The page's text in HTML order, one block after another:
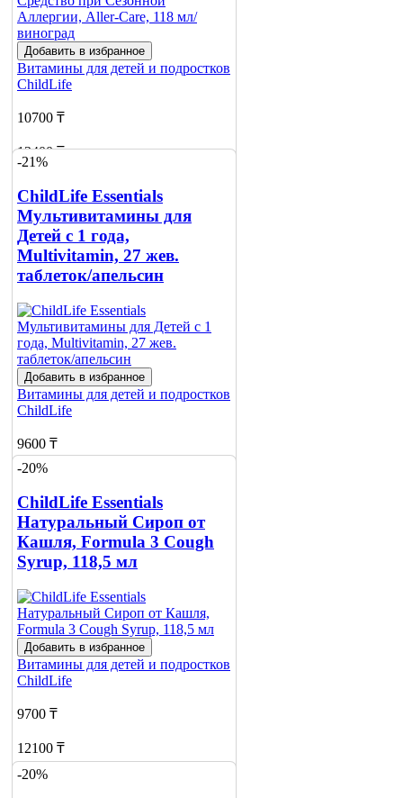
Добавить в избранное
Витамины для детей и подростков
ChildLife
10700 ₸
13400 ₸
-21%
ChildLife Essentials
Мультивитамины для
Детей с 1 года,
Multivitamin, 27 жев.
таблеток/апельсин
Добавить в избранное
Витамины для детей и подростков
ChildLife
9600 ₸
12100 ₸
Добавить в корзину
-20%
ChildLife Essentials
Натуральный Сироп от
Кашля, Formula 3 Cough
Syrup, 118,5 мл
Добавить в избранное
Витамины для детей и подростков
ChildLife
9700 ₸
12100 ₸
Добавить в корзину
-20%